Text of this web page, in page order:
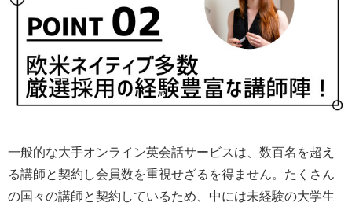
一般的な大手オンライン英会話サービスは、数百名を超え
る講師と契約し会員数を重視せざるを得ません。たくさん
の国々の講師と契約しているため、中には未経験の大学生